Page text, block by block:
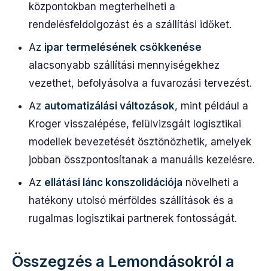
központokban megterhelheti a
rendelésfeldolgozást és a szállítási időket.
Az ipar termelésének csökkenése
alacsonyabb szállítási mennyiségekhez
vezethet, befolyásolva a fuvarozási tervezést.
Az automatizálási változások, mint például a
Kroger visszalépése, felülvizsgált logisztikai
modellek bevezetését ösztönözhetik, amelyek
jobban összpontosítanak a manuális kezelésre.
Az ellátási lánc konszolidációja növelheti a
hatékony utolsó mérföldes szállítások és a
rugalmas logisztikai partnerek fontosságát.
Összegzés a Lemondásokról a